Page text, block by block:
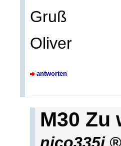
Gruß
Oliver
antworten
M30 Zu